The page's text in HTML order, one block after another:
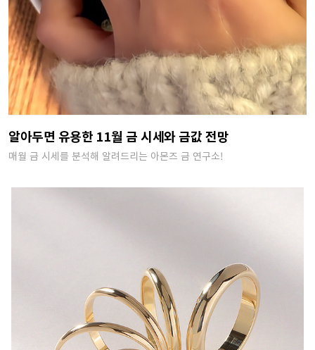
알아두면 유용한 11월 금 시세와 금값 전망
매월 금 시세를 분석해 알려드리는 아몬즈 금 연구소!